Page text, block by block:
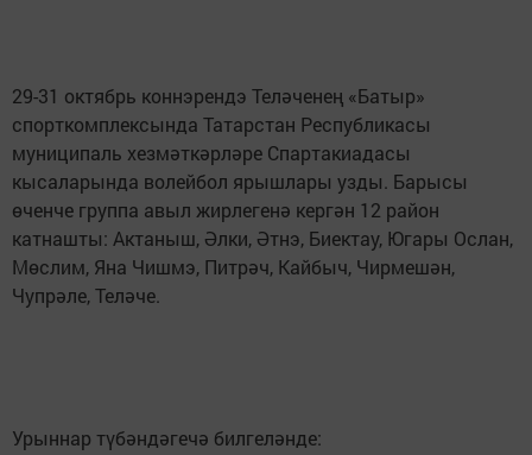
29-31 октябрь коннэрендэ Теләченең «Батыр»
спорткомплексында Татарстан Республикасы
муниципаль хезмәткәрләре Спартакиадасы
кысаларында волейбол ярышлары узды. Барысы
өченче группа авыл жирлегенә кергән 12 район
катнашты: Актаныш, Әлки, Әтнэ, Биектау, Югары Ослан,
Мөслим, Яна Чишмэ, Питрәч, Кайбыч, Чирмешән,
Чупрәле, Теләче.
Урыннар түбәндәгечә билгеләнде: